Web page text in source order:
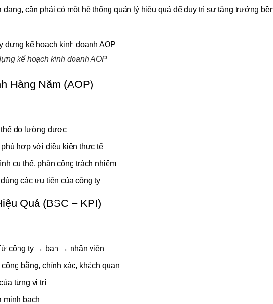
cần phải có một hệ thống quản lý hiệu quả để duy trì sự tăng trưởng
kế hoạch kinh doanh AOP
Hàng Năm (AOP)
thể đo lường được
hợp với điều kiện thực tế
cụ thể, phân công trách nhiệm
các ưu tiên của công ty
Quả (BSC – KPI)
công ty → ban → nhân viên
bằng, chính xác, khách quan
của từng vị trí
minh bạch